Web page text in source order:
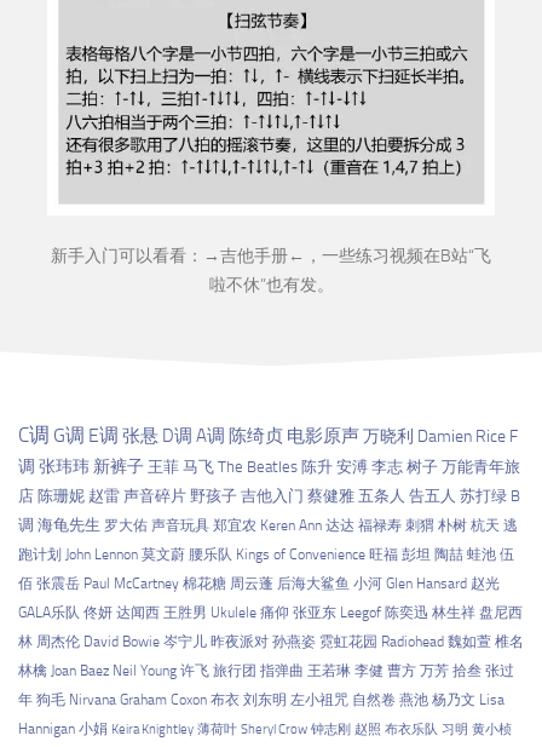
新手入门可以看看：→吉他手册←，一些练习视频在B站“飞
啦不休”也有发。
C调 G调 E调 张悬 D调 A调 陈绮贞 电影原声万晓利 Damien Rice F
调 张玮玮 新裤子 王菲马飞 The Beatles 陈升 安溥 李志 树子 万能青年旅
店 陈珊妮 赵雷 声音碎片 野孩子 吉他入门 蔡健雅 五条人 告五人 苏打绿 B
调 海龟先生 罗大佑 声音玩具 郑宜农 Keren Ann 达达 福禄寿 刺猬 朴树 杭天 逃
跑计划 John Lennon 莫文蔚 腰乐队 Kings of Convenience 旺福 彭坦 陶喆 蛙池 伍
佰 张震岳 Paul McCartney 棉花糖 周云蓬 后海大鲨鱼 小河 Glen Hansard 赵光
GALA乐队 佟妍 达闻西 王胜男 Ukulele 痛仰 张亚东 Leegof 陈奕迅 林生祥 盘尼西
林 周杰伦 David Bowie 岑宁儿 昨夜派对 孙燕姿 霓虹花园 Radiohead 魏如萱 椎名
林檎 Joan Baez Neil Young 许飞 旅行团 指弹曲 王若琳 李健 曹方 万芳 拾叁 张过
年 狗毛 Nirvana Graham Coxon 布衣 刘东明 左小祖咒 自然卷 燕池 杨乃文 Lisa
Hannigan 小娟 Keira Knightley 薄荷叶 Sheryl Crow 钟志刚 赵照 布衣乐队 习明 黄小桢